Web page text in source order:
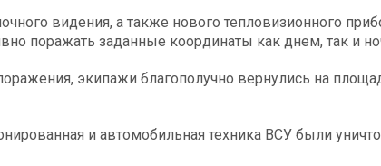
видения, а также нового тепловизионного
поражать заданные координаты как днем, так и
экипажи благополучно вернулись на
и автомобильная техника ВСУ были